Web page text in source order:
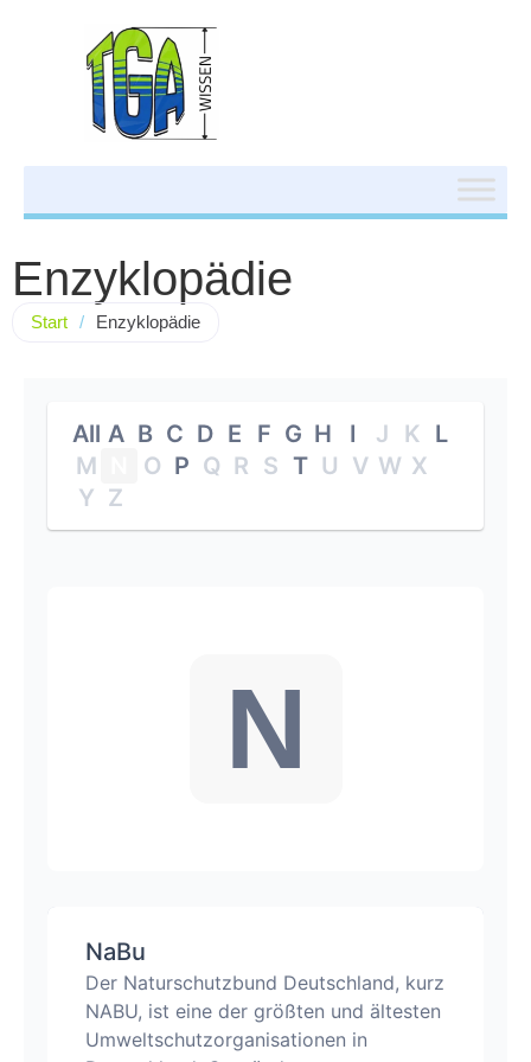
Enzyklopädie
Start / Enzyklopädie
All A B C D E F G H I J K L
M
O P Q R S T U V W X
Y Z
N
NaBu
Der Naturschutzbund Deutschland, kurz
NABU, ist eine der größten und ältesten
Umweltschutzorganisationen in